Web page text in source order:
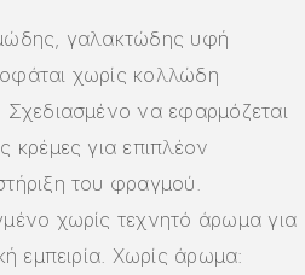
γαλακτώδης υφή
χωρίς κολλώδη
να εφαρμόζεται
κρέμες για επιπλέον
του φραγμού.
χωρίς τεχνητό άρωμα για
εμπειρία. Χωρίς άρωμα: